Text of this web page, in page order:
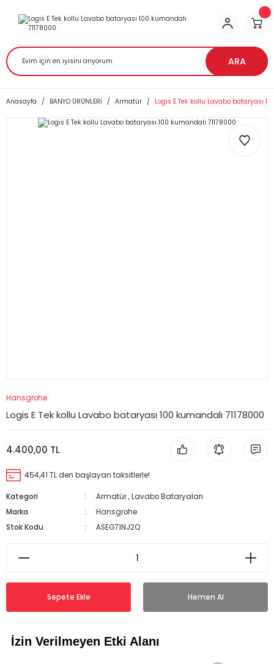
ARA
Anasayfa BANYO ÜRÜNLERİ Armatür Logis E Tek kollu Lavabo bataryası
Hansgrohe
Logis E Tek kollu Lavabo bataryası 100 kumandalı 71178000
4.400,00 TL
454,41 TL den başlayan taksitlerle!
Kategori Armatür ,Lavabo Bataryaları
Marka
Hansgrohe
Stok Kodu
ASEG71NJ2Q
Sepete Ekle Hemen Al